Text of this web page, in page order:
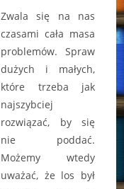
Zwala się na nas
czasami cała masa
problemów. Spraw
dużych i małych,
które trzeba jak
najszybciej
rozwiązać, by się
nie poddać.
Możemy wtedy
uważać, że los był